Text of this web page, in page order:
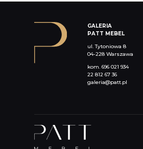
GALERIA
PATT MEBEL
ul. Tytoniowa 8
04-228 Warszawa
kom. 696 021 934
22 812 67 36
galeria@patt.pl